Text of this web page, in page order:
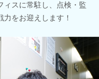
ィスに常駐し、点検・監
をお迎えします！